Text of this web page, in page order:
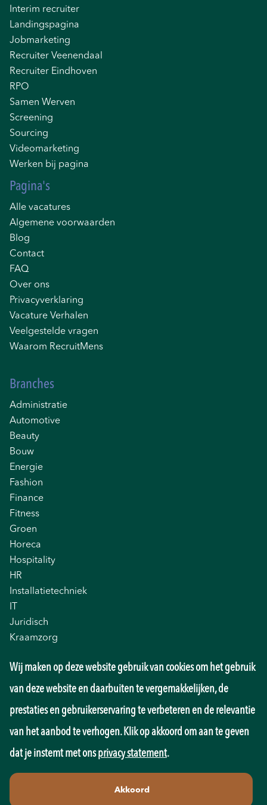
Interim recruiter
Landingspagina
Jobmarketing
Recruiter Veenendaal
Recruiter Eindhoven
RPO
Samen Werven
Screening
Sourcing
Videomarketing
Werken bij pagina
Pagina's
Alle vacatures
Algemene voorwaarden
Blog
Contact
FAQ
Over ons
Privacyverklaring
Vacature Verhalen
Veelgestelde vragen
Waarom RecruitMens
Branches
Administratie
Automotive
Beauty
Bouw
Energie
Fashion
Finance
Fitness
Groen
Horeca
Hospitality
HR
Installatietechniek
Juridisch
Kraamzorg
Management
Marketing
Overheid
Pedagogiek
Productie
Retail
Sales
Wij maken op deze website gebruik van cookies om het gebruik
van deze website en daarbuiten te vergemakkelijken, de
prestaties en gebruikerservaring te verbeteren en de relevantie
van het aanbod te verhogen. Klik op akkoord om aan te geven
dat je instemt met onsprivacy statement.
Akkoord